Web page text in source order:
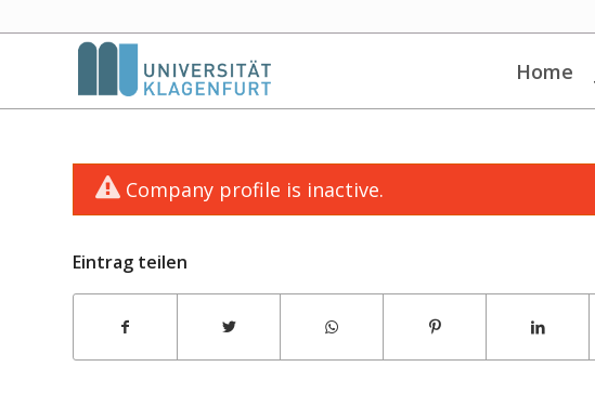
Home
Company profile is inactive.
Eintrag teilen